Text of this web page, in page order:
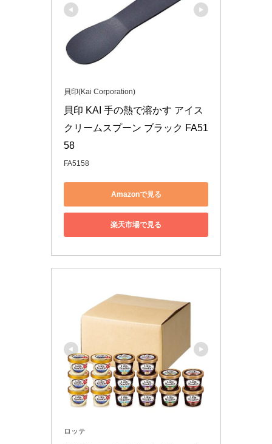
貝印(Kai Corporation)
貝印 KAI 手の熱で溶かす アイス
クリームスプーン ブラック FA51
58
FA5158
Amazonで見る
楽天市場で見る
ロッテ